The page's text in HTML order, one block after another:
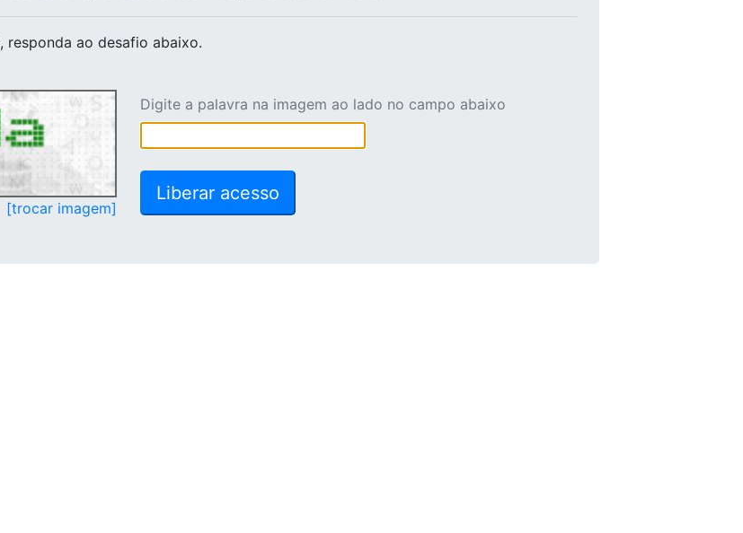
, responda ao desafio abaixo.
[trocar imagem]
Digite a palavra na imagem ao lado no campo abaixo